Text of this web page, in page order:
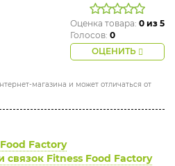
Оценка товара: 0 из 5
Голосов: 0
ОЦЕНИТЬ
магазина и может отличаться от
Factory
связок Fitness Food Factory